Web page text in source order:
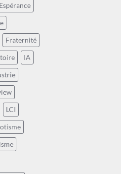
Espérance
Fraternité
IA
LCI